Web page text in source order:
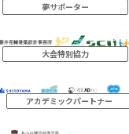
夢サポーター
大会特別協力
アカデミックパートナー